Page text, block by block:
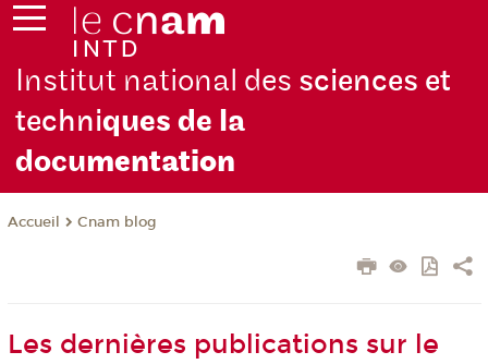
Institut national des sciences et
techniques de la
documentation
Accueil Cnam blog
Les dernières publications sur le